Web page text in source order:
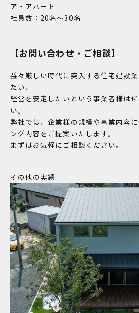
ア・アパート
社員数：20名～30名
【お問い合わせ・ご相談】
益々厳しい時代に突入する住宅建設
たい、
経営を安定したいという事業者様は
い。
弊社では、企業様の規模や事業内容
ング内容をご提案いたします。
まずはお気軽にご相談ください。
その他の実績